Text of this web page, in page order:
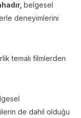
belgesel
deneyimlerini
temalı filmlerden
de dahil olduğu